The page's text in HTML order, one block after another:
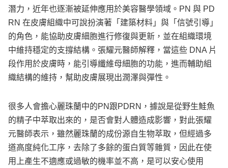
潛力，近年也逐漸被延伸應用於美容醫學領域。PN 與 PD
RN 在皮膚組織中可說扮演著「建築材料」與「信號引導」
的角色，能協助皮膚細胞進行修復與更新，並在組織環境
中維持穩定的支撐結構。張耀元醫師解釋，當這些 DNA 片
段作用於皮膚時，能引導纖維母細胞的功能，進而輔助組
織結構的維持，幫助皮膚展現出潤澤與彈性。
很多人會擔心麗珠蘭中的PN跟PDRN，據說是從野生鮭魚
的精子中萃取出來的，是否會對人體造成影響，對此張耀
元醫師表示，雖然麗珠蘭的成份源自生物萃取，但經過多
道高度純化工序，去除了多餘的蛋白質等雜質，因此在使
用上產生不適應或過敏的機率並不高，是可以安心使用